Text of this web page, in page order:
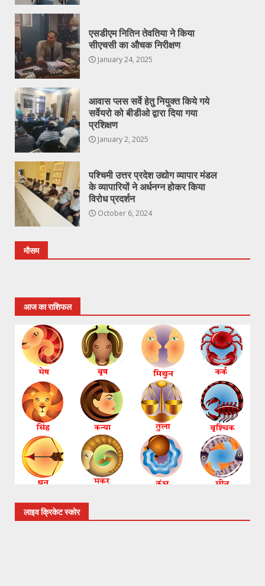
एसडीएम नितिन तेवतिया ने किया
सीएचसी का औचक निरीक्षण
January 24, 2025
आवास प्लस सर्वे हेतु नियुक्त किये गये
सर्वेयरो को बीडीओ द्वारा दिया गया
प्रशिक्षण
January 2, 2025
पश्चिमी उत्तर प्रदेश उद्योग व्यापार मंडल
के व्यापारियों ने अर्धनग्न होकर किया
विरोध प्रदर्शन
October 6, 2024
मौसम
आज का राशिफल
लाइव क्रिकेट स्कोर